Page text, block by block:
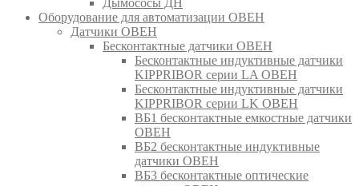
Оборудование для автоматизации ОВЕН
Датчики ОВЕН
Бесконтактные датчики ОВЕН
Бесконтактные индуктивные датчики
KIPPRIBOR серии LA ОВЕН
Бесконтактные индуктивные датчики
KIPPRIBOR серии LK ОВЕН
ВБ1 бесконтактные емкостные датчики
ОВЕН
ВБ2 бесконтактные индуктивные
датчики ОВЕН
ВБ3 бесконтактные оптические